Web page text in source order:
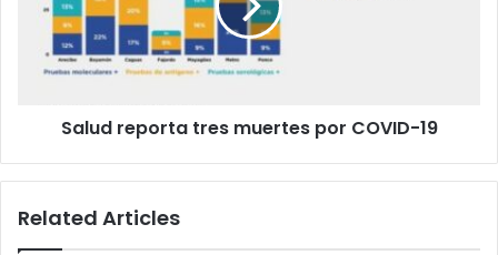
COVID-
Salud reporta tres muertes por COVID-19
Related Articles